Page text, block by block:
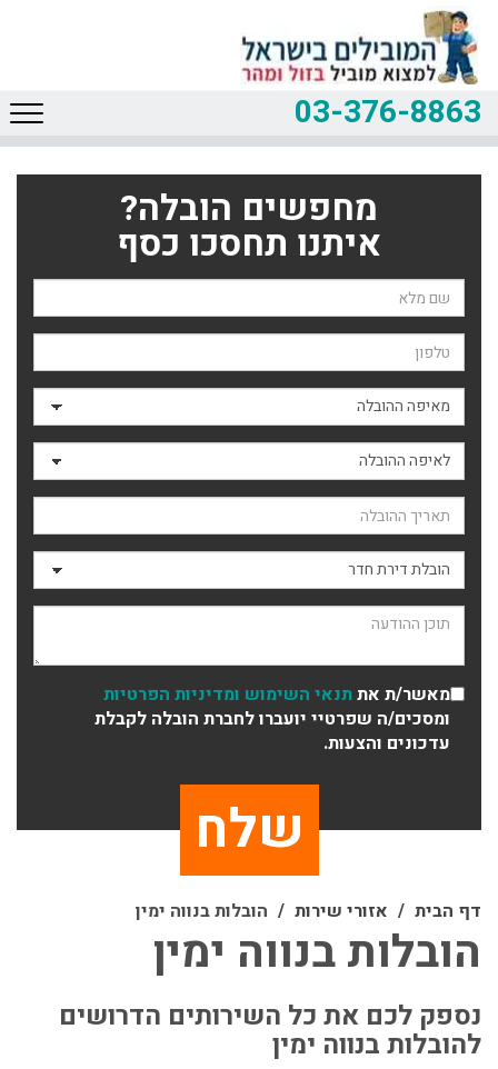
03-376-8863
מחפשים הובלה?
איתנו תחסכו כסף
שם השולח
טלפון
מאיפה ההובלה
לאיפה ההובלה
תאריך ההובלה
סוג ההובלה
תוכן ההודעה
מאשר/ת אתתנאי השימוש ומדיניות הפרטיות
ומסכים/ה שפרטיי יועברו לחברת הובלה לקבלת
עדכונים והצעות.
דף הבית אזורי שירות הובלות בנווה ימין
הובלות בנווה ימין
נספק לכם את כל השירותים הדרושים
להובלות בנווה ימין